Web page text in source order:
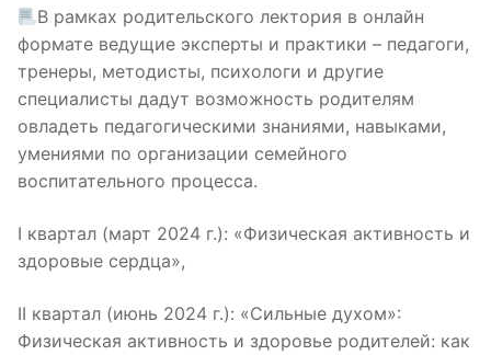
В рамках родительского лектория в онлайн
формате ведущие эксперты и практики – педагоги,
тренеры, методисты, психологи и другие
специалисты дадут возможность родителям
овладеть педагогическими знаниями, навыками,
умениями по организации семейного
воспитательного процесса.
I квартал (март 2024 г.): «Физическая активность и
здоровые сердца»,
II квартал (июнь 2024 г.): «Сильные духом»:
Физическая активность и здоровье родителей: как